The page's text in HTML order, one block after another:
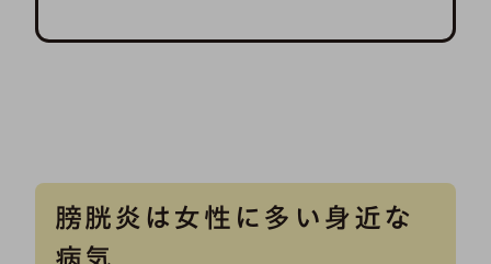
膀胱炎は女性に多い身近な
病気